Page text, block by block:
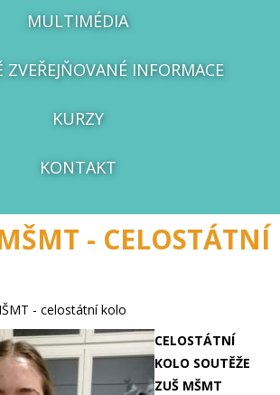
MULTIMÉDIA
ZVEŘEJŇOVANÉ INFORMACE
KURZY
KONTAKT
- CELOSTÁTNÍ
- celostátní kolo
CELOSTÁTNÍ
KOLO SOUTĚŽE
ZUŠ MŠMT